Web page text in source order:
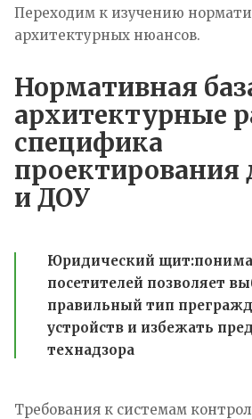
Переходим к изучению
архитектурных нюансов.
Нормативная
архитектурные
специфика
проектирования
и ДОУ
Юридический щит:
посетителей позволяет
правильный тип
устройств и избежать
технадзора
Требования к системам